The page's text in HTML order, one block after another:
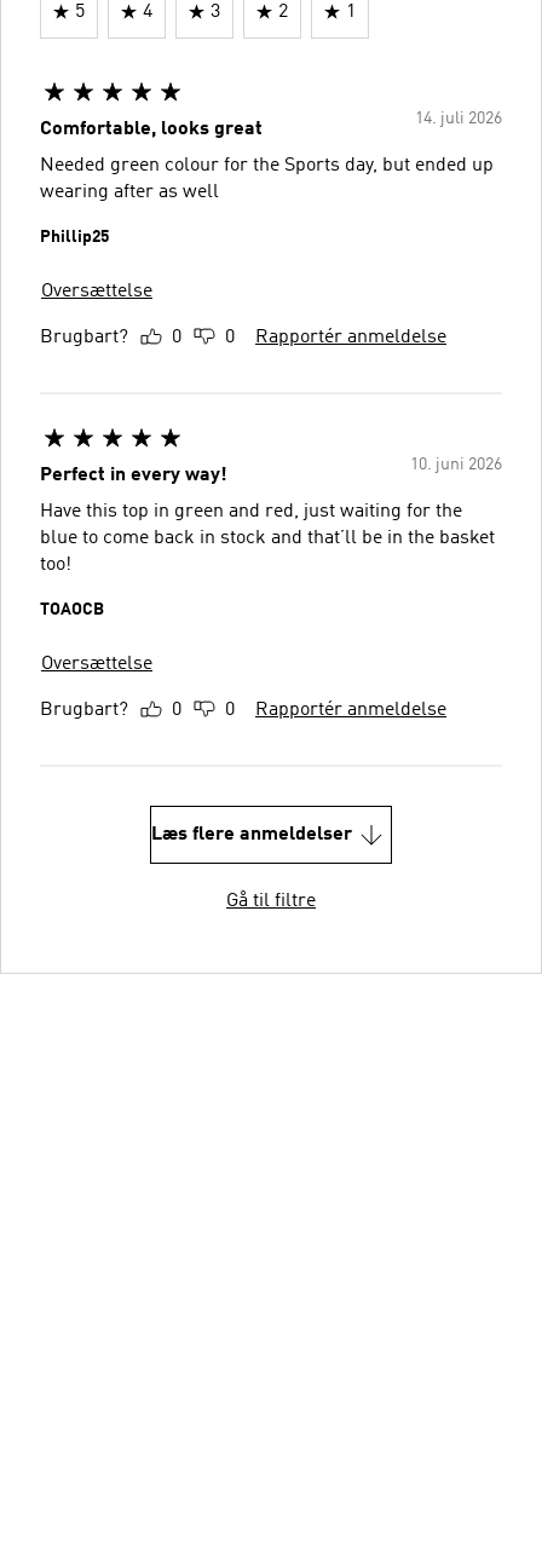
5 4 3 2 1
14. juli 2026
Comfortable, looks great
Needed green colour for the Sports day, but ended up
wearing after as well
Phillip25
Oversættelse
Brugbart? 0 0 Rapportér anmeldelse
10. juni 2026
Perfect in every way!
Have this top in green and red, just waiting for the
blue to come back in stock and that’ll be in the basket
too!
TOAOCB
Oversættelse
Brugbart? 0 0 Rapportér anmeldelse
Læs flere anmeldelser
Gå til filtre